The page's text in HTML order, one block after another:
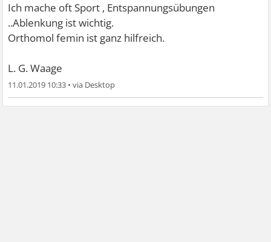
Ich mache oft Sport , Entspannungsübungen
..Ablenkung ist wichtig.
Orthomol femin ist ganz hilfreich.
L. G. Waage
11.01.2019 10:33 •